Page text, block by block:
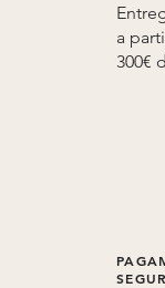
a
300€